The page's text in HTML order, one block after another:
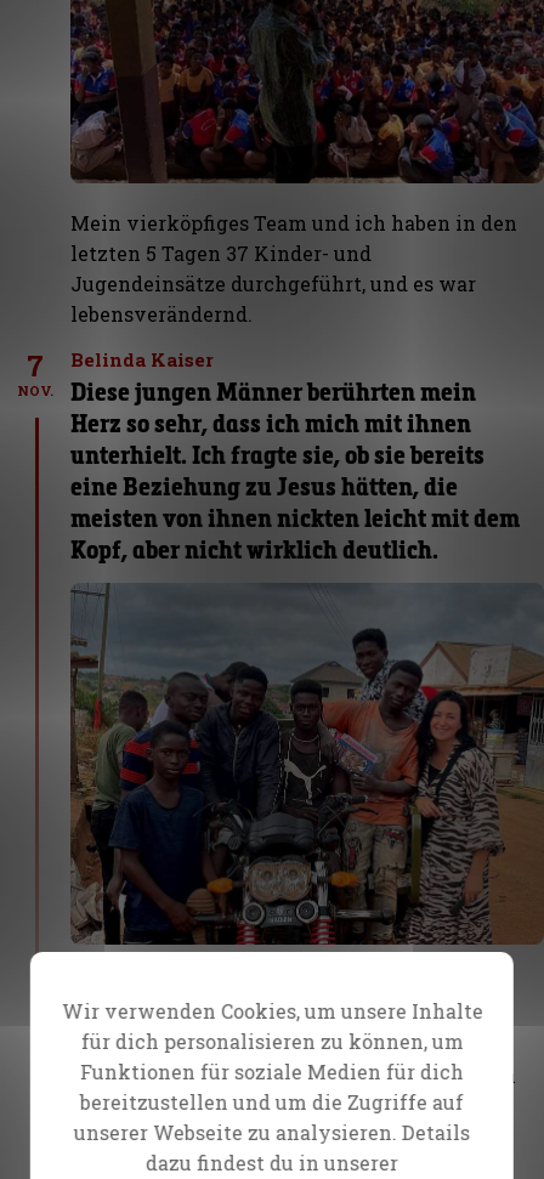
Mein vierköpfiges Team und ich haben in den
letzten 5 Tagen 37 Kinder- und
Jugendeinsätze durchgeführt, und es war
lebensverändernd.
7
NOV.
Belinda Kaiser
Diese jungen Männer berührten mein
Herz so sehr, dass ich mich mit ihnen
unterhielt. Ich fragte sie, ob sie bereits
eine Beziehung zu Jesus hätten, die
meisten von ihnen nickten leicht mit dem
Kopf, aber nicht wirklich deutlich.
sprechen, wie sehr er sie liebt, ich predigte
ihnen das klare Evangelium und die Umkehr
von all ihren Sünden, einige gaben an, Drogen
zu nehmen, Pornografie zu schauen und Sex
außerhalb der Ehe zu haben. Ich führte sie im
Gebet zu Jesus und zur Umkehr. Wow, es war
Wir verwenden Cookies, um unsere Inhalte
für dich personalisieren zu können, um
Funktionen für soziale Medien für dich
bereitzustellen und um die Zugriffe auf
unserer Webseite zu analysieren. Details
dazu findest du in unserer